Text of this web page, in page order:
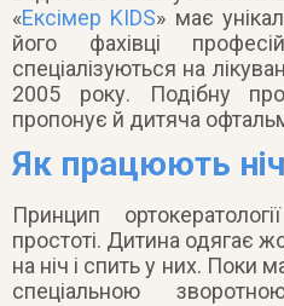
«Ексімер KIDS» має
його фахівці
спеціалізуються на
2005 року. Подібну
пропонує й дитяча
Як працюють
Принцип
простоті. Дитина одягає
на ніч і спить у них. Поки
спеціальною